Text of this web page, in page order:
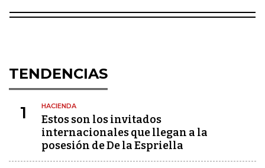
TENDENCIAS
1 HACIENDA
Estos son los invitados
internacionales que llegan a la
posesión de De la Espriella